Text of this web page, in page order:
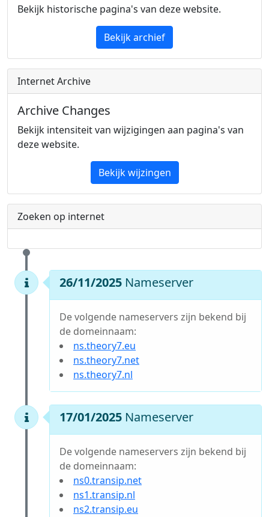
Bekijk historische pagina's van deze website.
Bekijk archief
Internet Archive
Archive Changes
Bekijk intensiteit van wijzigingen aan pagina's van
deze website.
Bekijk wijzingen
Zoeken op internet
26/11/2025 Nameserver
De volgende nameservers zijn bekend bij
de domeinnaam:
ns.theory7.eu
ns.theory7.net
ns.theory7.nl
17/01/2025 Nameserver
De volgende nameservers zijn bekend bij
de domeinnaam:
ns0.transip.net
ns1.transip.nl
ns2.transip.eu